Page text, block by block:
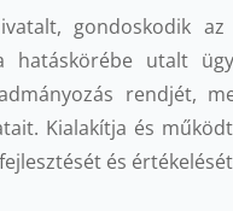
gondoskodik az
hatáskörébe utalt
rendjét,
Kialakítja és
és